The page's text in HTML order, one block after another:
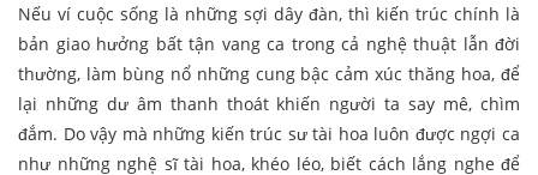
Nếu ví cuộc sống là những sợi dây đàn, thì kiến trúc chính là
bản giao hưởng bất tận vang ca trong cả nghệ thuật lẫn đời
thường, làm bùng nổ những cung bậc cảm xúc thăng hoa, để
lại những dư âm thanh thoát khiến người ta say mê, chìm
đắm. Do vậy mà những kiến trúc sư tài hoa luôn được ngợi ca
như những nghệ sĩ tài hoa, khéo léo, biết cách lắng nghe để